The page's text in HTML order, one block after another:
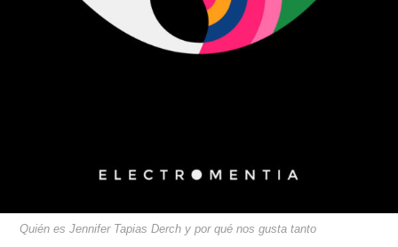
Quién es Jennifer Tapias Derch y por qué nos gusta tanto